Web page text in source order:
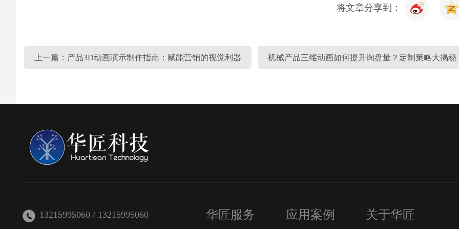
将文章分享到：
上一篇：产品3D动画演示制作指南：赋能营销的视觉利器 机械产品三维动画如何提升询盘量？定制策略大揭秘
13215995060 / 13215995060 华匠服务 应用案例 关于华匠